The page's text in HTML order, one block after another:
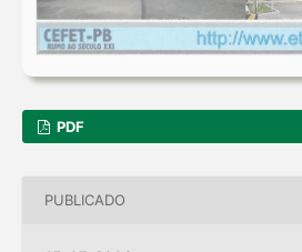
PDF
PUBLICADO